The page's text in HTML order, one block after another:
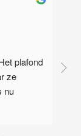
plafond
ze
nu